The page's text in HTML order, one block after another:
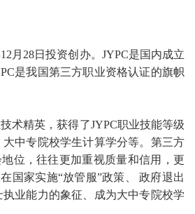
月28日投资创办。JYPC是国内成立
是我国第三方职业资格认证的旗帜
术精英，获得了JYPC职业技能等级
中专院校学生计算学分等。第三方
位，往往更加重视质量和信用，更
国家实施“放管服”政策、
政府退出
业能力的象征、成为大中专院校学